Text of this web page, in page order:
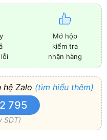
Mở hộp
kiểm tra
nhận hàng
hệ Zalo (tìm hiểu thêm)
795
SDT)